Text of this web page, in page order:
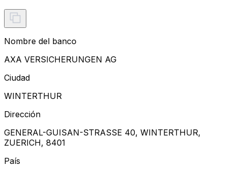
Nombre del banco
AXA VERSICHERUNGEN AG
Ciudad
WINTERTHUR
Dirección
GENERAL-GUISAN-STRASSE 40, WINTERTHUR,
ZUERICH, 8401
País